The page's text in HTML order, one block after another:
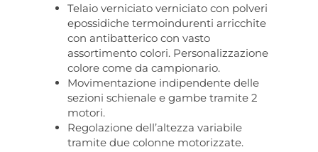
Telaio verniciato verniciato con polveri
epossidiche termoindurenti arricchite
con antibatterico con vasto
assortimento colori. Personalizzazione
colore come da campionario.
Movimentazione indipendente delle
sezioni schienale e gambe tramite 2
motori.
Regolazione dell’altezza variabile
tramite due colonne motorizzate.